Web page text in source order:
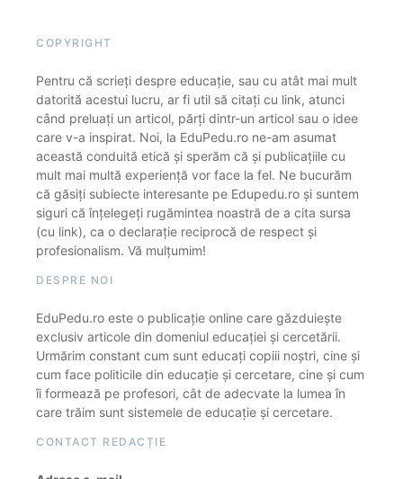
COPYRIGHT
Pentru că scrieți despre educație, sau cu atât mai mult
datorită acestui lucru, ar fi util să citați cu link, atunci
când preluați un articol, părți dintr-un articol sau o idee
care v-a inspirat. Noi, la EduPedu.ro ne-am asumat
această conduită etică și sperăm că și publicațiile cu
mult mai multă experiență vor face la fel. Ne bucurăm
că găsiți subiecte interesante pe Edupedu.ro și suntem
siguri că înțelegeți rugămintea noastră de a cita sursa
(cu link), ca o declarație reciprocă de respect și
profesionalism. Vă mulțumim!
DESPRE NOI
EduPedu.ro este o publicație online care găzduiește
exclusiv articole din domeniul educației și cercetării.
Urmărim constant cum sunt educați copiii noștri, cine și
cum face politicile din educație și cercetare, cine și cum
îi formează pe profesori, cât de adecvate la lumea în
care trăim sunt sistemele de educație și cercetare.
CONTACT REDACȚIE